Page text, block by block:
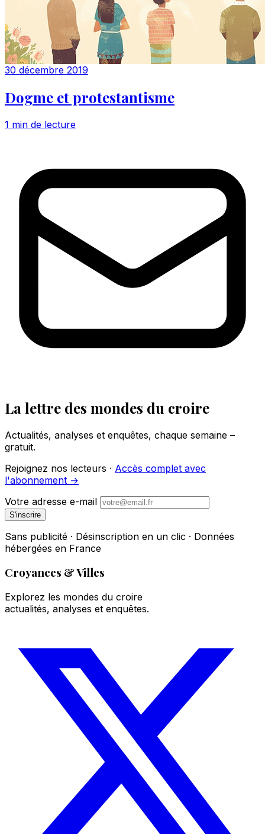
30 décembre 2019
Dogme et protestantisme
1 min de lecture
La lettre des mondes du croire
Actualités, analyses et enquêtes, chaque semaine –
gratuit.
Rejoignez nos lecteurs · Accès complet avec
l'abonnement →
Votre adresse e-mail
S'inscrire
Sans publicité · Désinscription en un clic · Données
hébergées en France
Croyances & Villes
Explorez les mondes du croire
actualités, analyses et enquêtes.